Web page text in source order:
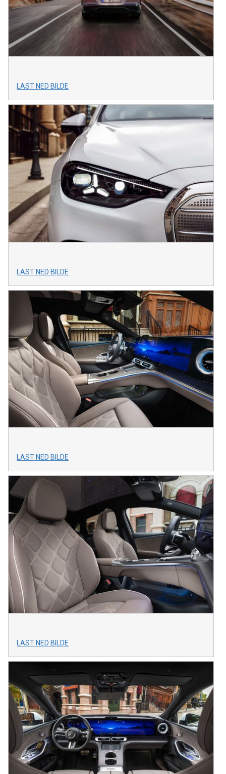
LAST NED BILDE
LAST NED BILDE
LAST NED BILDE
LAST NED BILDE